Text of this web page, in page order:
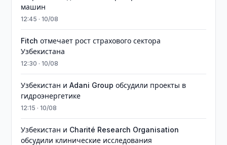
машин
12:45 · 10/08
Fitch отмечает рост страхового сектора
Узбекистана
12:30 · 10/08
Узбекистан и Adani Group обсудили проекты в
гидроэнергетике
12:15 · 10/08
Узбекистан и Charité Research Organisation
обсудили клинические исследования